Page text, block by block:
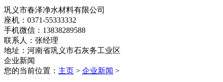
巩义市春泽净水材料有限公司
座机：0371-55333332
手机微信：13838289588
联系人：张经理
地址：河南省巩义市石灰务工业区
企业新闻
您的当前位置： 主页 > 企业新闻 >